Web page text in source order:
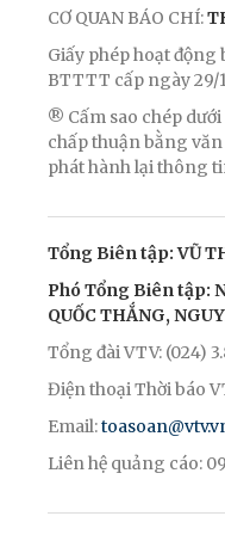
CƠ QUAN BÁO CHÍ:
Giấy phép hoạt động
BTTTT cấp ngày 29/
® Cấm sao chép
chấp thuận bằng
phát hành lại thông
Tổng Biên tập: VŨ
Phó Tổng Biên tập:
QUỐC THẮNG,
Tổng đài VTV: (024)
Điện thoại Thời báo
Email:
Liên hệ quảng cáo: